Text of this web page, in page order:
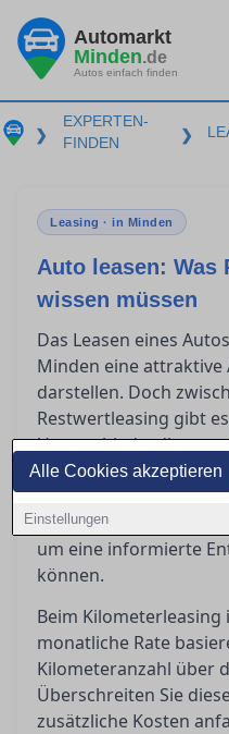
Alle Cookies akzeptieren
Einstellungen
Automarkt
Minden.de
Autos einfach finden
❯
EXPERTEN-
FINDEN
❯
Leasing · in Minden
Auto leasen:
wissen müssen
Das Leasen eines
Minden eine attraktive
darstellen. Doch
Restwertleasing gibt
Unterschiede, die es
Ratgeber beleuchtet,
Leasingvertrag
man häufigen
um eine informierte
können.
Beim Kilometerleasing
monatliche Rate
Kilometeranzahl über
Überschreiten Sie
zusätzliche Kosten